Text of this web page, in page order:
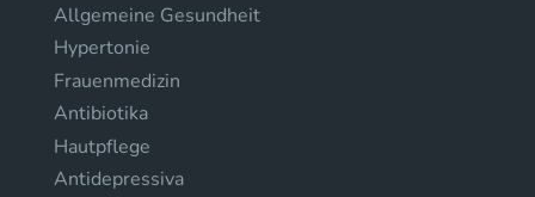
Allgemeine Gesundheit
Hypertonie
Frauenmedizin
Antibiotika
Hautpflege
Antidepressiva